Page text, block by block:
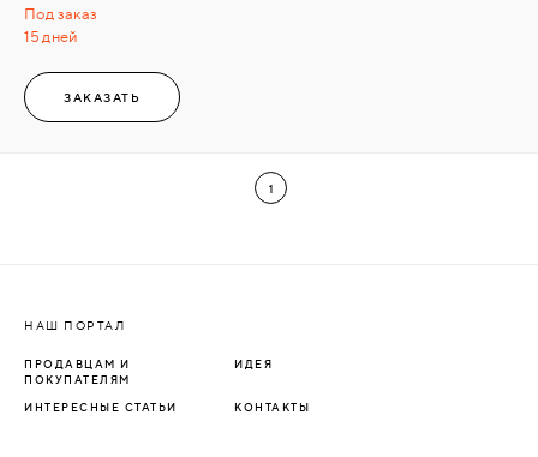
Под заказ
15 дней
ЗАКАЗАТЬ
1
НАШ ПОРТАЛ
ПРОДАВЦАМ И
ПОКУПАТЕЛЯМ
ИДЕЯ
ИНТЕРЕСНЫЕ СТАТЬИ КОНТАКТЫ